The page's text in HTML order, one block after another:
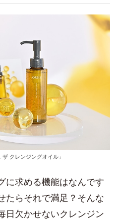
クレンジングオイル」
に求める機能はなんです
たらそれで満足？そんな
日欠かせないクレンジン